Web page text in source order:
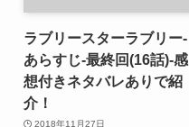
ラブリースターラブリー-
あらすじ-最終回(16話)-感
想付きネタバレありで紹
介！
2018年11月27日